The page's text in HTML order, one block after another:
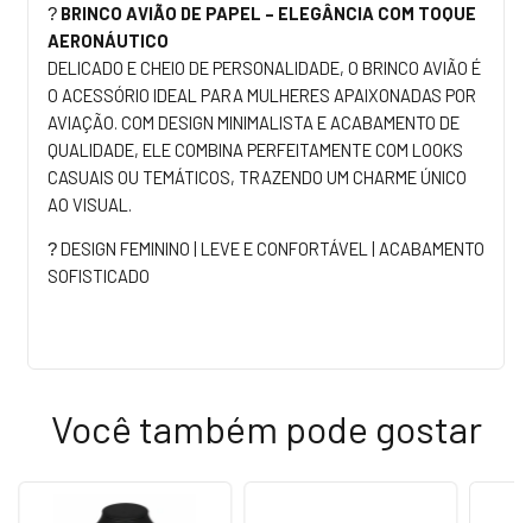
? BRINCO AVIÃO DE PAPEL – ELEGÂNCIA COM TOQUE
AERONÁUTICO
DELICADO E CHEIO DE PERSONALIDADE, O BRINCO AVIÃO É
O ACESSÓRIO IDEAL PARA MULHERES APAIXONADAS POR
AVIAÇÃO. COM DESIGN MINIMALISTA E ACABAMENTO DE
QUALIDADE, ELE COMBINA PERFEITAMENTE COM LOOKS
CASUAIS OU TEMÁTICOS, TRAZENDO UM CHARME ÚNICO
AO VISUAL.
?DESIGN FEMININO | LEVE E CONFORTÁVEL | ACABAMENTO
SOFISTICADO
Você também pode gostar